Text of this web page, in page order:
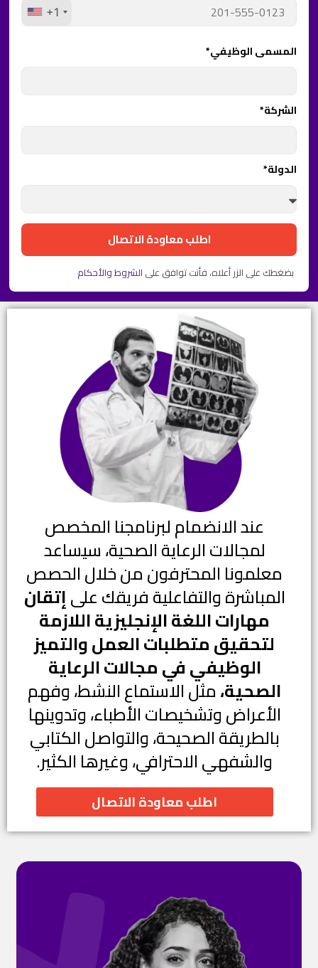
+1
المسمى الوظيفي*
الشركة*
الدولة*
بضغطك على الزر أعلاه، فأنت توافق على الشروط والأحكام
اطلب معاودة الاتصال
عند الانضمام لبرنامجنا المخصص
لمجالات الرعاية الصحية، سيساعد
معلمونا المحترفون من خلال الحصص
المباشرة والتفاعلية فريقك علىإتقان
مهارات اللغة الإنجليزية اللازمة
لتحقيق متطلبات العمل والتميز
الوظيفي في مجالات الرعاية
الصحية،مثل الاستماع النشط، وفهم
الأعراض وتشخيصات الأطباء، وتدوينها
بالطريقة الصحيحة، والتواصل الكتابي
والشفهي الاحترافي، وغيرها الكثير.
اطلب معاودة الاتصال